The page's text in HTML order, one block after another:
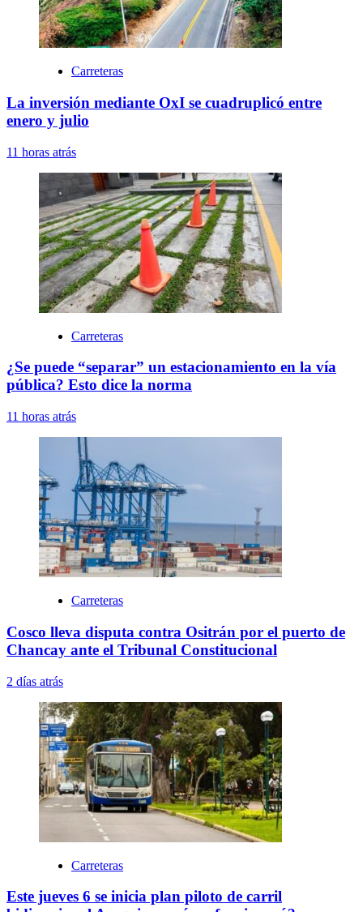
Carreteras
La inversión mediante OxI se cuadruplicó entre
enero y julio
11 horas atrás
Carreteras
¿Se puede “separar” un estacionamiento en la vía
pública? Esto dice la norma
11 horas atrás
Carreteras
Cosco lleva disputa contra Ositrán por el puerto de
Chancay ante el Tribunal Constitucional
2 días atrás
Carreteras
Este jueves 6 se inicia plan piloto de carril